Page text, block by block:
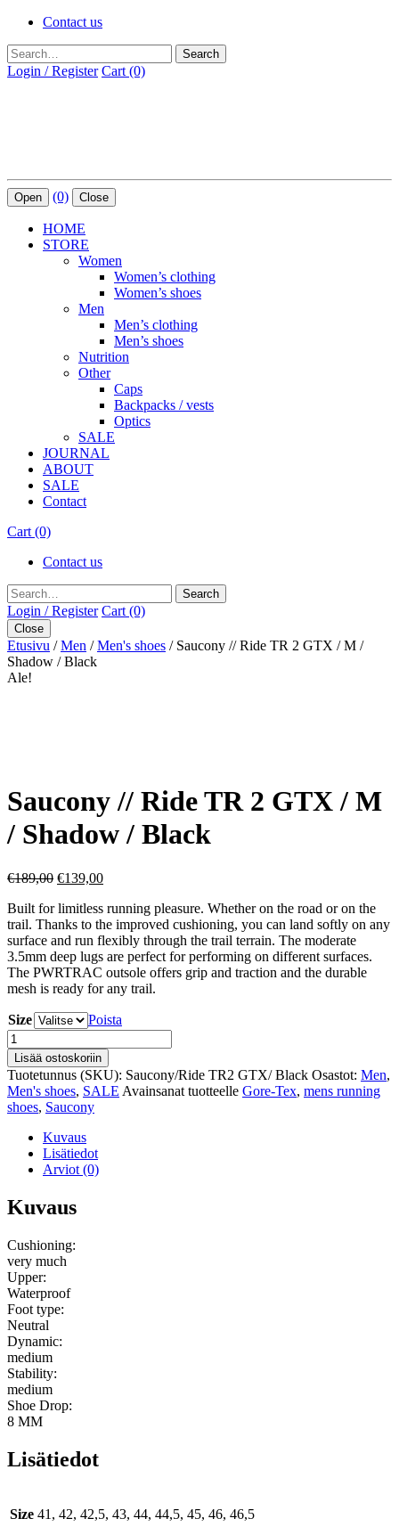
Contact us
Search
Login / Register Cart (0)
Open (0) Close
HOME
STORE
Women
Women’s clothing
Women’s shoes
Men
Men’s clothing
Men’s shoes
Nutrition
Other
Caps
Backpacks / vests
Optics
SALE
JOURNAL
ABOUT
SALE
Contact
Cart (0)
Contact us
Search
Login / Register Cart (0)
Close
Etusivu /Men /Men's shoes / Saucony // Ride TR 2 GTX / M /
Shadow / Black
Ale!
Saucony // Ride TR 2 GTX / M
/ Shadow / Black
€189,00 Alkuperäinen
oli:
€189,00.
€139,00Nykyinen
on:
€139,00.
Built for limitless running pleasure. Whether on the road or on the
trail. Thanks to the improved cushioning, you can land softly on any
surface and run flexibly through the trail terrain. The moderate
3.5mm deep lugs are perfect for performing on different surfaces.
The PWRTRAC outsole offers grip and traction and the durable
mesh is ready for any trail.
Size
Poista
Saucony
//
Ride
TR
2
GTX
Shadow
/
Black
Lisää ostoskoriin
Tuotetunnus (SKU): Saucony/Ride TR2 GTX/ Black Osastot: Men,
Men's shoes, SALE Avainsanat tuotteelle Gore-Tex, mens running
shoes, Saucony
Kuvaus
Lisätiedot
Arviot (0)
Kuvaus
Cushioning:
very much
Upper:
Waterproof
Foot type:
Neutral
Dynamic:
medium
Stability:
medium
Shoe Drop:
8 MM
Lisätiedot
Size 41, 42, 42,5, 43, 44, 44,5, 45, 46, 46,5